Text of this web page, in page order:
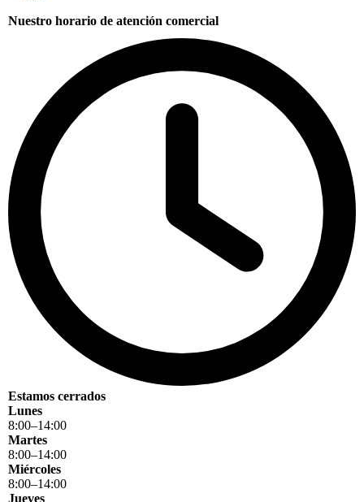
Nuestro horario de atención comercial
Estamos cerrados
Lunes
8:00–14:00
Martes
8:00–14:00
Miércoles
8:00–14:00
Jueves